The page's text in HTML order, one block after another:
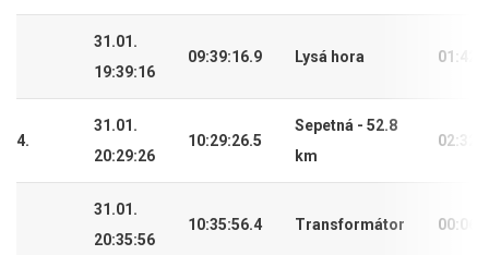
31.01.
19:39:16
09:39:16.9 Lysá hora
4.
31.01.
20:29:26
10:29:26.5
Sepetná - 52.8
km
31.01.
20:35:56
10:35:56.4 Transformátor